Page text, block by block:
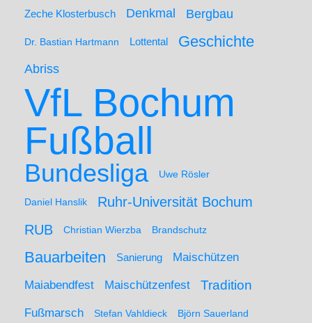
Zeche Klosterbusch Denkmal Bergbau
Dr. Bastian Hartmann Lottental Geschichte
Abriss
VfL Bochum
Fußball
Bundesliga Uwe Rösler
Daniel Hanslik
Ruhr-Universität Bochum
RUB
Christian Wierzba Brandschutz
Bauarbeiten Sanierung
Maischützen
Maiabendfest
Maischützenfest Tradition
Fußmarsch Stefan Vahldieck Björn Sauerland